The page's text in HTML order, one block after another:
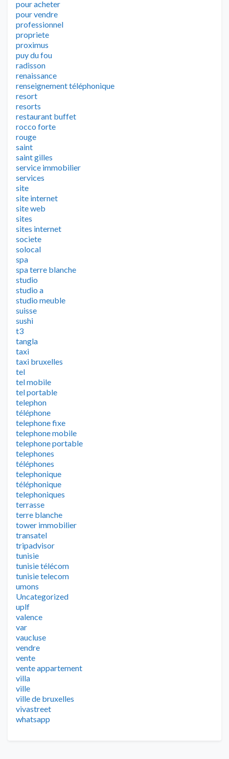
pour acheter
pour vendre
professionnel
propriete
proximus
puy du fou
radisson
renaissance
renseignement téléphonique
resort
resorts
restaurant buffet
rocco forte
rouge
saint
saint gilles
service immobilier
services
site
site internet
site web
sites
sites internet
societe
solocal
spa
spa terre blanche
studio
studio a
studio meuble
suisse
sushi
t3
tangla
taxi
taxi bruxelles
tel
tel mobile
tel portable
telephon
téléphone
telephone fixe
telephone mobile
telephone portable
telephones
téléphones
telephonique
téléphonique
telephoniques
terrasse
terre blanche
tower immobilier
transatel
tripadvisor
tunisie
tunisie télécom
tunisie telecom
umons
Uncategorized
uplf
valence
var
vaucluse
vendre
vente
vente appartement
villa
ville
ville de bruxelles
vivastreet
whatsapp